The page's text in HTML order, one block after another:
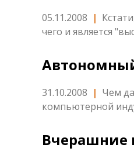
05.11.2008 |
чего и является
Автономный
31.10.2008 | Чем
компьютерной
Вчерашние